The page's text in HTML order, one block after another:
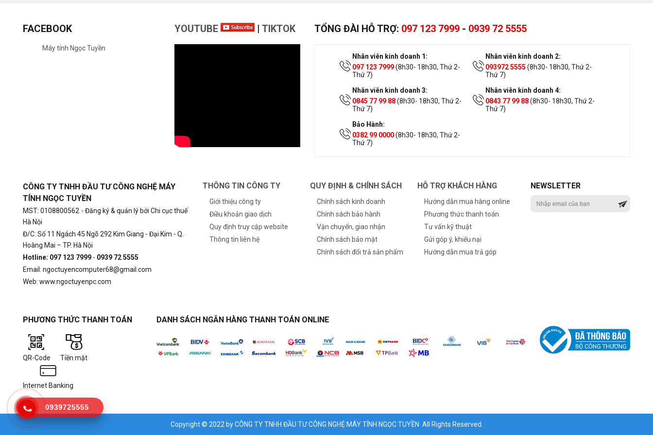
FACEBOOK
Máy tính Ngọc Tuyền
YOUTUBE | TIKTOK TỔNG ĐÀI HỖ TRỢ: 097 123 7999 - 0939 72 5555
Nhân viên kinh doanh 1:
097 123 7999(8h30- 18h30, Thứ 2-
Thứ 7)
Nhân viên kinh doanh 2:
093972 5555 (8h30- 18h30, Thứ 2-
Thứ 7)
Nhân viên kinh doanh 3:
0845 77 99 88(8h30- 18h30, Thứ 2-
Thứ 7)
Nhân viên kinh doanh 4:
0843 77 99 88(8h30- 18h30, Thứ 2-
Thứ 7)
Bảo Hành:
0382 99 0000(8h30- 18h30, Thứ 2-
Thứ 7)
CÔNG TY TNHH ĐẦU TƯ CÔNG NGHỆ MÁY
TÍNH NGỌC TUYỀN
MST: 0108800562 - Đăng ký & quản lý bởi Chi cục thuế
Hà Nội
Đ/C: Số 11 Ngách 45 Ngõ 292 Kim Giang - Đại Kim - Q.
Hoàng Mai – TP. Hà Nội
Hotline: 097 123 7999 - 0939 72 5555
Email: ngoctuyencomputer68@gmail.com
Web: www.ngoctuyenpc.com
THÔNG TIN CÔNG TY
Giới thiệu công ty
Điều khoản giao dịch
Quy định truy cập website
Thông tin liên hệ
QUY ĐỊNH & CHÍNH SÁCH
Chính sách kinh doanh
Chính sách bảo hành
Vận chuyển, giao nhận
Chính sách bảo mật
Chính sách đổi trả sản phẩm
HỖ TRỢ KHÁCH HÀNG
Hướng dẫn mua hàng online
Phương thức thanh toán
Tư vấn kỹ thuật
Gửi góp ý, khiếu nại
Hướng dẫn mua trả góp
NEWSLETTER
PHƯƠNG THỨC THANH TOÁN
QR-Code Tiền mặt
Internet Banking
DANH SÁCH NGÂN HÀNG THANH TOÁN ONLINE
Copyright © 2022 by CÔNG TY TNHH ĐẦU TƯ CÔNG NGHỆ MÁY TÍNH NGỌC TUYỀN All Rights Reserved.
0939725555